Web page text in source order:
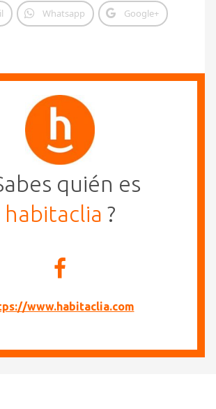
Whatsapp Google+
quién es
habitaclia ?
www.habitaclia.com